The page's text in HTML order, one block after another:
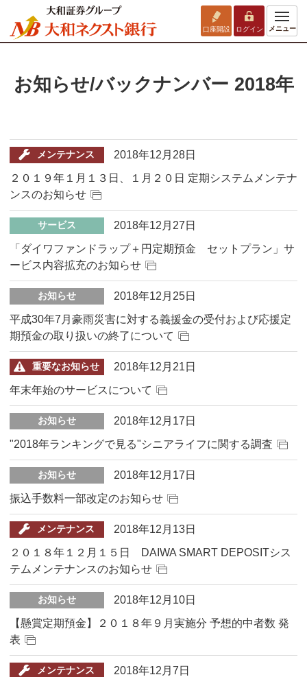
口座開設 ログイン メニュー
お知らせ/バックナンバー 2018年
メンテナンス
2018年12月28日
２０１９年１月１３日、１月２０日 定期システムメンテナ
ンスのお知らせ
サービス
2018年12月27日
「ダイワファンドラップ＋円定期預金 セットプラン」サ
ービス内容拡充のお知らせ
お知らせ
2018年12月25日
平成30年7月豪雨災害に対する義援金の受付および応援定
期預金の取り扱いの終了について
重要なお知らせ
2018年12月21日
年末年始のサービスについて
お知らせ
2018年12月17日
"2018年ランキングで見る"シニアライフに関する調査
お知らせ
2018年12月17日
振込手数料一部改定のお知らせ
メンテナンス
2018年12月13日
２０１８年１２月１５日 DAIWA SMART DEPOSITシス
テムメンテナンスのお知らせ
お知らせ
2018年12月10日
【懸賞定期預金】２０１８年９月実施分 予想的中者数 発
表
メンテナンス
2018年12月7日